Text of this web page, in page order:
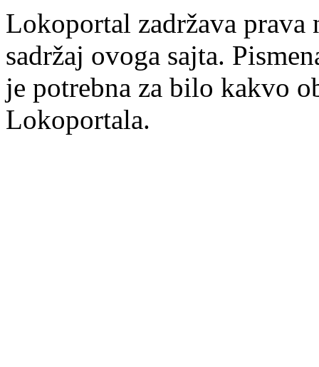
Lokoportal zadržava
sadržaj ovoga sajta.
je potrebna za bilo kakvo
Lokoportala.